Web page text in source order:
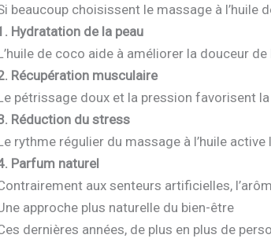
beaucoup choisissent le massage à
Hydratation de la peau
de coco aide à améliorer la douceur
Récupération musculaire
pétrissage doux et la pression favorisent
Réduction du stress
rythme régulier du massage à l’huile
Parfum naturel
aux senteurs artificielles,
approche plus naturelle du bien-être
dernières années, de plus en plus de